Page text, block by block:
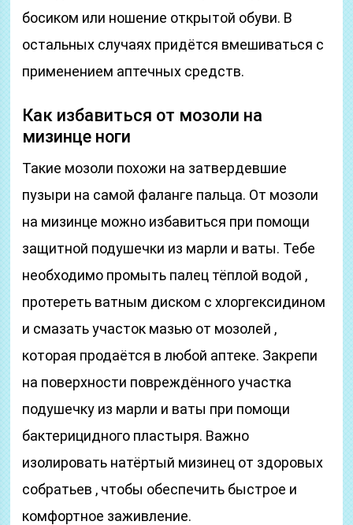
босиком или ношение открытой обуви. В
остальных случаях придётся вмешиваться с
применением аптечных средств.
Как избавиться от мозоли на
мизинце ноги
Такие мозоли похожи на затвердевшие
пузыри на самой фаланге пальца. От мозоли
на мизинце можно избавиться при помощи
защитной подушечки из марли и ваты. Тебе
необходимо промыть палец тёплой водой ,
протереть ватным диском с хлоргексидином
и смазать участок мазью от мозолей ,
которая продаётся в любой аптеке. Закрепи
на поверхности повреждённого участка
подушечку из марли и ваты при помощи
бактерицидного пластыря. Важно
изолировать натёртый мизинец от здоровых
собратьев , чтобы обеспечить быстрое и
комфортное заживление.